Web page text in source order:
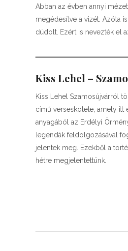
Abban az évben annyi
megédesítve a vizét. Azóta
dúdolt. Ezért is nevezték el
Kiss Lehel –
Kiss Lehel Szamosújvárról
című verseskötete, amely itt
anyagából az Erdélyi
legendák feldolgozásával
jelentek meg. Ezekből a
hétre megjelentettünk.